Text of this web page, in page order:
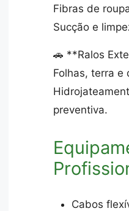
Fibras de
Sucção e
🚗 **Ralos
Folhas, terra e
preventiva.
Cabos